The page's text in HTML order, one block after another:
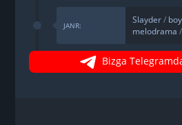
JANR: Slayder/
melodrama
Bizga